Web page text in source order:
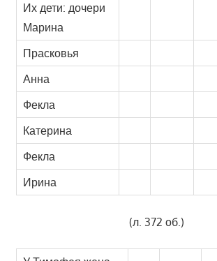
Их дети: дочери
Марина
Прасковья
Анна
Фекла
Катерина
Фекла
Ирина
(л. 372 об.)